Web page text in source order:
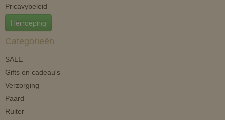
Pricavybeleid
Herroeping
Categorieën
SALE
Gifts en cadeau's
Verzorging
Paard
Ruiter